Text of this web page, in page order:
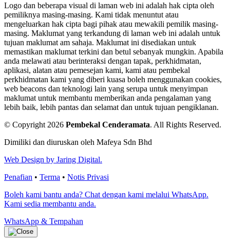
Logo dan beberapa visual di laman web ini adalah hak cipta oleh
pemiliknya masing-masing. Kami tidak menuntut atau
mengeluarkan hak cipta bagi pihak atau mewakili pemilik masing-
masing. Maklumat yang terkandung di laman web ini adalah untuk
tujuan maklumat am sahaja. Maklumat ini disediakan untuk
memastikan maklumat terkini dan betul sebanyak mungkin. Apabila
anda melawati atau berinteraksi dengan tapak, perkhidmatan,
aplikasi, alatan atau pemesejan kami, kami atau pembekal
perkhidmatan kami yang diberi kuasa boleh menggunakan cookies,
web beacons dan teknologi lain yang serupa untuk menyimpan
maklumat untuk membantu memberikan anda pengalaman yang
lebih baik, lebih pantas dan selamat dan untuk tujuan pengiklanan.
© Copyright 2026 Pembekal Cenderamata. All Rights Reserved.
Dimiliki dan diuruskan oleh Mafeya Sdn Bhd
Web Design by Jaring Digital.
Penafian • Terma • Notis Privasi
Boleh kami bantu anda? Chat dengan kami melalui WhatsApp.
Kami sedia membantu anda.
WhatsApp & Tempahan